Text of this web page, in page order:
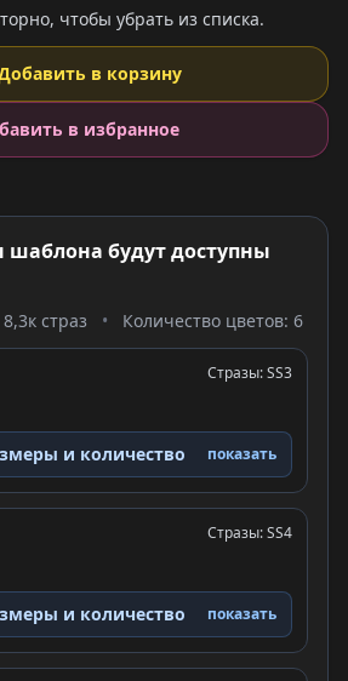
чтобы убрать из списка.
в корзину
в избранное
будут доступны
страз • Количество цветов: 6
Стразы: SS3
и количество показать
Стразы: SS4
и количество показать